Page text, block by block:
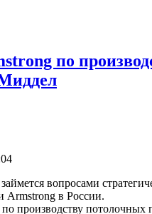
по
вопросами
Armstrong в России.
по производству